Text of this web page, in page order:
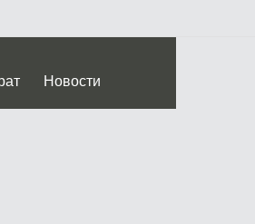
Новости